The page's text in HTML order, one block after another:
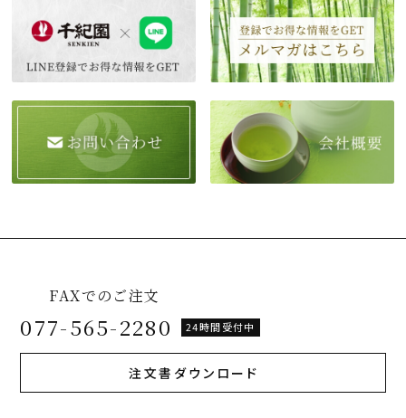
FAXでのご注文
077-565-2280 24時間受付中
注文書ダウンロード